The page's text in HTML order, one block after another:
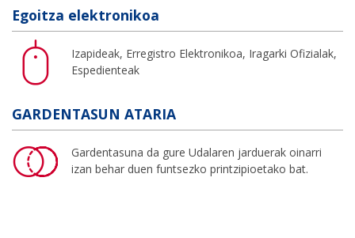
Egoitza elektronikoa
Izapideak, Erregistro Elektronikoa, Iragarki Ofizialak,
Espedienteak
GARDENTASUN ATARIA
Gardentasuna da gure Udalaren jarduerak oinarri
izan behar duen funtsezko printzipioetako bat.